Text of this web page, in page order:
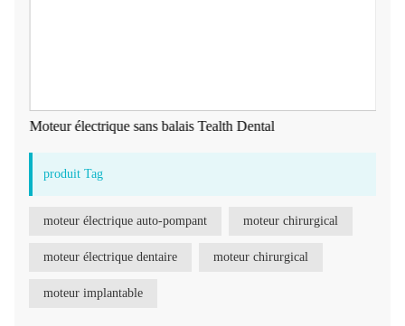
Moteur électrique sans balais Tealth Dental
produit Tag
moteur électrique auto-pompant moteur chirurgical
moteur électrique dentaire moteur chirurgical
moteur implantable